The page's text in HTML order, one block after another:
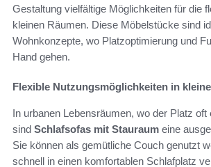
Gestaltung vielfältige Möglichkeiten für die
kleinen Räumen. Diese Möbelstücke sind
Wohnkonzepte, wo Platzoptimierung und
Hand gehen.
Flexible Nutzungsmöglichkeiten in
In urbanen Lebensräumen, wo der Platz oft
sind Schlafsofas mit Stauraum eine
Sie können als gemütliche Couch genutzt
schnell in einen komfortablen Schlafplatz